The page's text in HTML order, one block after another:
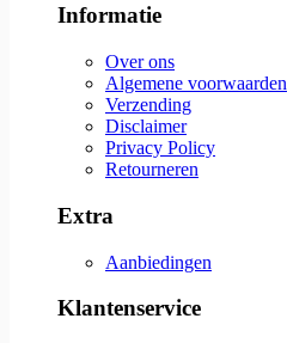
Informatie
Over ons
Algemene voorwaarden
Verzending
Disclaimer
Privacy Policy
Retourneren
Extra
Aanbiedingen
Klantenservice